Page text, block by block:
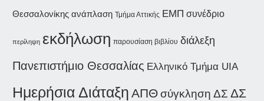
Θεσσαλονίκης ανάπλαση Τμήμα Αττικής ΕΜΠ συνέδριο
περίληψη εκδήλωση παρουσίαση βιβλίου διάλεξη
Πανεπιστήμιο Θεσσαλίας Ελληνικό Τμήμα UIA
Ημερήσια Διάταξη ΑΠΘ σύγκληση ΔΣ ΔΣ